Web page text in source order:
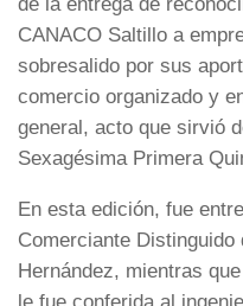
CANACO Saltillo a
sobresalido por sus
comercio organizado y
general, acto que sirvió
Sexagésima Primera
En esta edición, fue
Comerciante Distinguido
Hernández, mientras